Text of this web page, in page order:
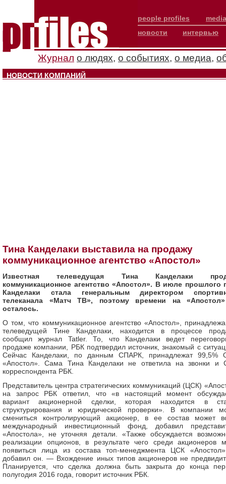
people profiles
новости
интервью
Журнал о людях, о событиях, о медиа,
НОВОСТИ КОМПАНИЙ
Тина Канделаки выставила на продажу
коммуникационное агентство «Апостол»
Известная телеведущая Тина Канделаки
коммуникационное агентство «Апостол». В июле прошлого
Канделаки стала генеральным директором
телеканала «Матч ТВ», поэтому времени на
осталось.
О том, что коммуникационное агентство «Апостол»,
телеведущей Тине Канделаки, находится в процессе
сообщил журнал Tatler. То, что Канделаки ведет
продаже компании, РБК подтвердил источник, знакомый с
Сейчас Канделаки, по данным СПАРК, принадлежат 99,5%
«Апостол». Сама Тина Канделаки не ответила на звонки и
корреспондента РБК.
Представитель центра стратегических коммуникаций (ЦСК)
на запрос РБК ответил, что «в настоящий момент
вариант акционерной сделки, которая находится в
структурирования и юридической проверки». В компании
смениться контролирующий акционер, в ее состав может
международный инвестиционный фонд, добавил
«Апостола», не уточняя детали. «Также обсуждается
реализации опционов, в результате чего среди акционеров
появиться лица из состава топ-менеджмента ЦСК
добавил он. — Вхождение иных типов акционеров не
Планируется, что сделка должна быть закрыта до конца
полугодия 2016 года, говорит источник РБК.